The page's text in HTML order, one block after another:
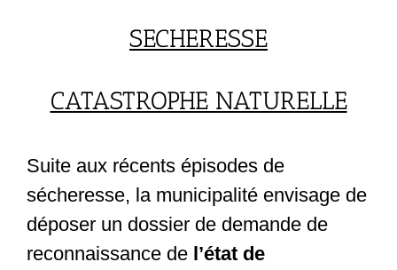
SECHERESSE
CATASTROPHE NATURELLE
Suite aux récents épisodes de
sécheresse, la municipalité envisage de
déposer un dossier de demande de
reconnaissance de l’état de